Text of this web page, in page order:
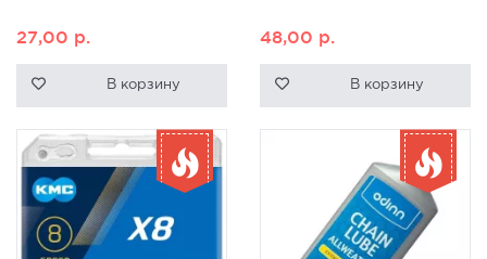
27,00 р.
В корзину
48,00 р.
В корзину